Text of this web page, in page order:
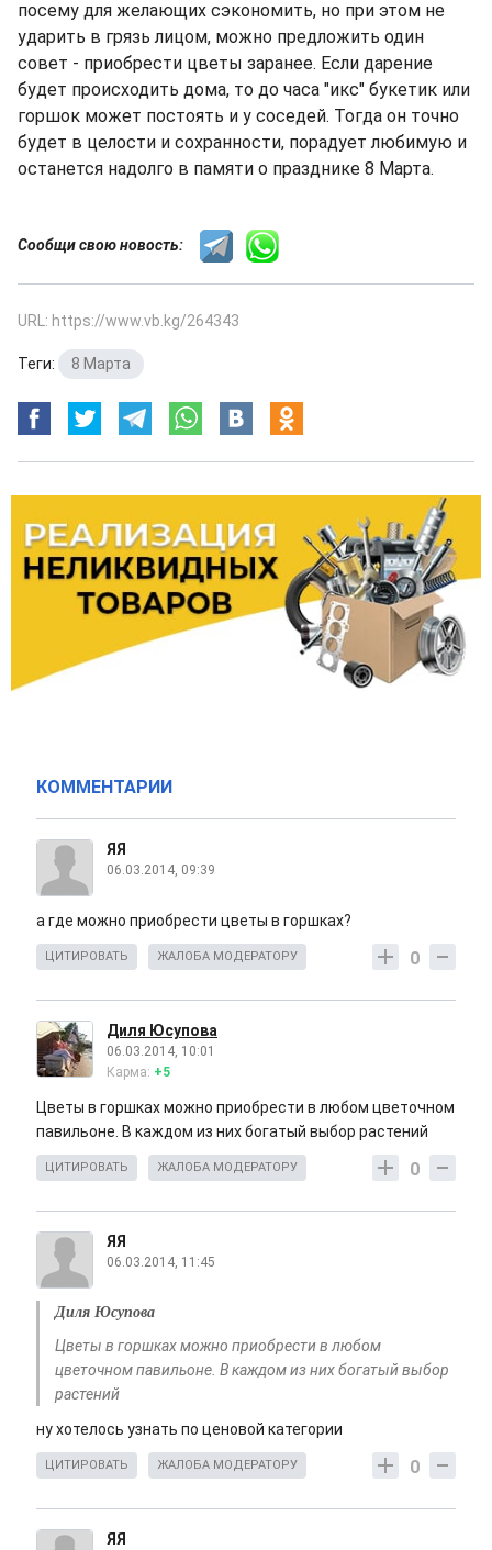
посему для желающих сэкономить, но при этом не
ударить в грязь лицом, можно предложить один
совет - приобрести цветы заранее. Если дарение
будет происходить дома, то до часа "икс" букетик или
горшок может постоять и у соседей. Тогда он точно
будет в целости и сохранности, порадует любимую и
останется надолго в памяти о празднике 8 Марта.
Сообщи свою новость:
URL: https://www.vb.kg/264343
Теги: 8 Марта
КОММЕНТАРИИ
ЯЯ
06.03.2014, 09:39
а где можно приобрести цветы в горшках?
0
ЦИТИРОВАТЬ ЖАЛОБА МОДЕРАТОРУ
Диля Юсупова
06.03.2014, 10:01
Карма: +5
Цветы в горшках можно приобрести в любом цветочном
павильоне. В каждом из них богатый выбор растений
0
ЦИТИРОВАТЬ ЖАЛОБА МОДЕРАТОРУ
ЯЯ
06.03.2014, 11:45
Диля Юсупова
Цветы в горшках можно приобрести в любом
цветочном павильоне. В каждом из них богатый выбор
растений
ну хотелось узнать по ценовой категории
0
ЦИТИРОВАТЬ ЖАЛОБА МОДЕРАТОРУ
ЯЯ